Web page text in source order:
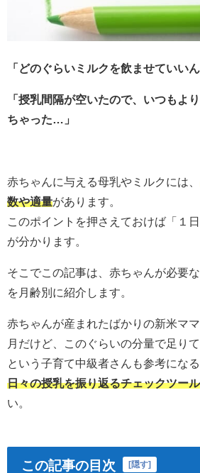
「どのぐらいミルクを飲ませていいん
「授乳間隔が空いたので、いつもよ
ちゃった…」
赤ちゃんに与える母乳やミルクには、
数や適量があります。
このポイントを押さえておけば「１
が分かります。
そこでこの記事は、赤ちゃんが必要
を月齢別に紹介します。
赤ちゃんが産まれたばかりの新米マ
月だけど、このぐらいの分量で足りて
という子育て中級者さんも参考になる
日々の授乳を振り返るチェックツール
い。
この記事の目次 [隠す]